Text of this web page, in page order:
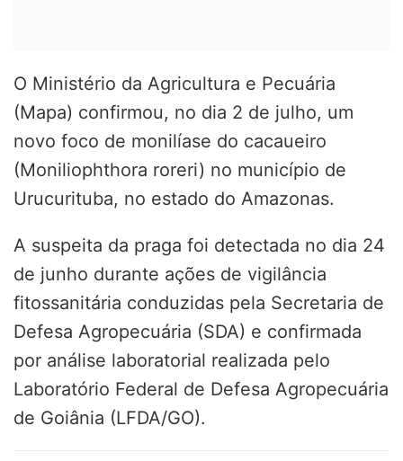
O Ministério da Agricultura e Pecuária
(Mapa) confirmou, no dia 2 de julho, um
novo foco de monilíase do cacaueiro
(Moniliophthora roreri) no município de
Urucurituba, no estado do Amazonas.
A suspeita da praga foi detectada no dia 24
de junho durante ações de vigilância
fitossanitária conduzidas pela Secretaria de
Defesa Agropecuária (SDA) e confirmada
por análise laboratorial realizada pelo
Laboratório Federal de Defesa Agropecuária
de Goiânia (LFDA/GO).